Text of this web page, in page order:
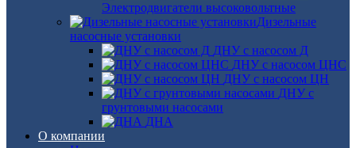
Электродвигатели высоковольтные
Дизельные
насосные установки
ДНУ с насосом Д
ДНУ с насосом ЦНС
ДНУ с насосом ЦН
ДНУ с
грунтовыми насосами
ДНА
О компании